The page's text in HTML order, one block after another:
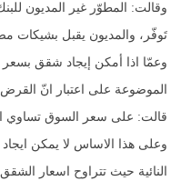
وقالت: المطوّر غير المديون للبنك
تَوفّر، والمديون يقبل بشيكات
وعمّا اذا أمكن إيجاد شقق
وعلى هذا الاساس لا يمكن ايجاد